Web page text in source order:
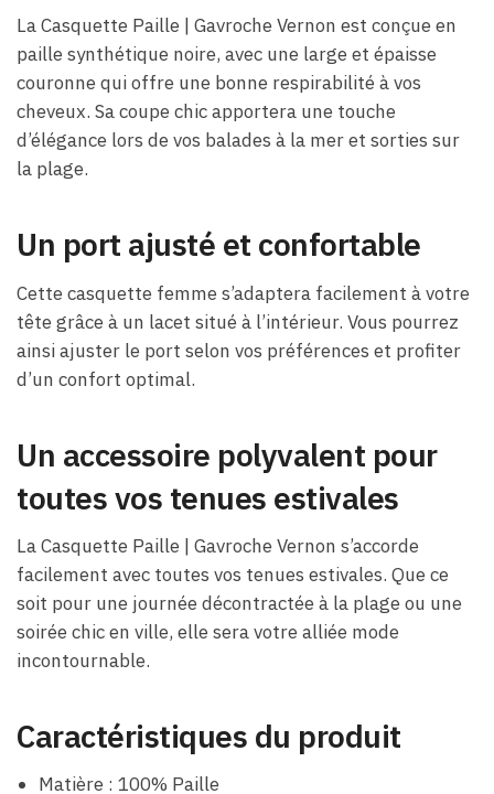
La Casquette Paille | Gavroche Vernon est conçue en
paille synthétique noire, avec une large et épaisse
couronne qui offre une bonne respirabilité à vos
cheveux. Sa coupe chic apportera une touche
d’élégance lors de vos balades à la mer et sorties sur
la plage.
Un port ajusté et confortable
Cette casquette femme s’adaptera facilement à votre
tête grâce à un lacet situé à l’intérieur. Vous pourrez
ainsi ajuster le port selon vos préférences et profiter
d’un confort optimal.
Un accessoire polyvalent pour
toutes vos tenues estivales
La Casquette Paille | Gavroche Vernon s’accorde
facilement avec toutes vos tenues estivales. Que ce
soit pour une journée décontractée à la plage ou une
soirée chic en ville, elle sera votre alliée mode
incontournable.
Caractéristiques du produit
Matière : 100% Paille